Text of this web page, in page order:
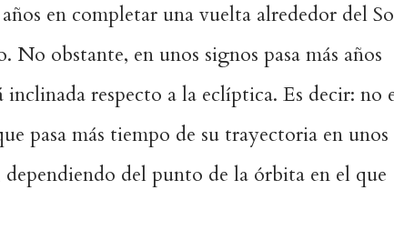
en completar una vuelta alrededor del
No obstante, en unos signos pasa más años
respecto a la eclíptica. Es decir: no
pasa más tiempo de su trayectoria en unos
del punto de la órbita en el que